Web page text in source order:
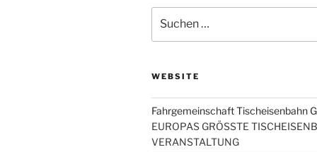
nach:
WEBSITE
Fahrgemeinschaft Tischeisenbahn
EUROPAS GRÖSSTE
VERANSTALTUNG